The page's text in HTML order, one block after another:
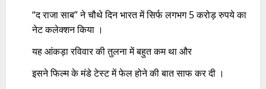
“द राजा साब” ने चौथे दिन भारत में सिर्फ लगभग 5 करोड़ रुपये का
नेट कलेक्शन किया ।
यह आंकड़ा रविवार की तुलना में बहुत कम था और
इसने फिल्म के मंडे टेस्ट में फेल होने की बात साफ कर दी ।